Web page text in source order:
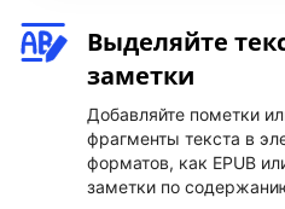
Выделяйте
заметки
Добавляйте пометки
фрагменты текста в
форматов, как EPUB
заметки по